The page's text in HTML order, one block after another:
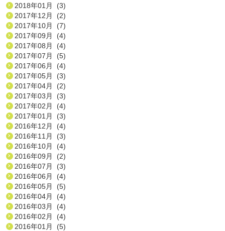
2018年01月 (3)
2017年12月 (2)
2017年10月 (7)
2017年09月 (4)
2017年08月 (4)
2017年07月 (5)
2017年06月 (4)
2017年05月 (3)
2017年04月 (2)
2017年03月 (3)
2017年02月 (4)
2017年01月 (3)
2016年12月 (4)
2016年11月 (3)
2016年10月 (4)
2016年09月 (2)
2016年07月 (3)
2016年06月 (4)
2016年05月 (5)
2016年04月 (4)
2016年03月 (4)
2016年02月 (4)
2016年01月 (5)